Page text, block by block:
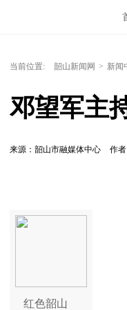
当前位置: 韶山新闻网 > 新闻
邓望军主
来源：韶山市融媒体中心 作
红色韶山